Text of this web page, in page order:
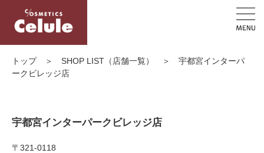
トップ＞ SHOP LIST（店舗一覧） ＞ 宇都宮インターパ
ークビレッジ店
宇都宮インターパークビレッジ店
〒321-0118